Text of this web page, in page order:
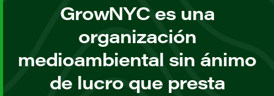
GrowNYC es una
organización
medioambiental sin ánimo
de lucro que presta